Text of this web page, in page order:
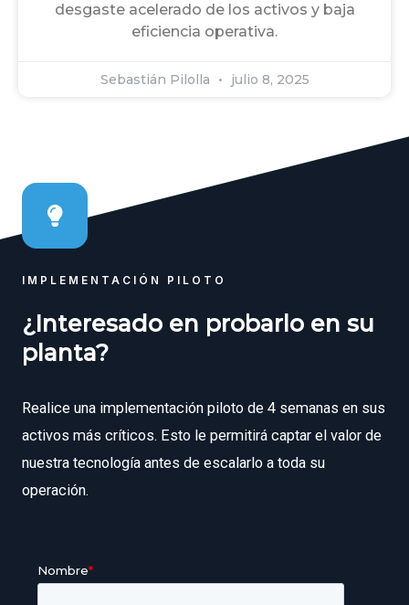
desgaste acelerado de los activos y baja
eficiencia operativa.
Sebastián Pilolla julio 8, 2025
IMPLEMENTACIÓN PILOTO
¿Interesado en probarlo en su
planta?
Realice una implementación piloto de 4 semanas en sus
activos más críticos. Esto le permitirá captar el valor de
nuestra tecnología antes de escalarlo a toda su
operación.